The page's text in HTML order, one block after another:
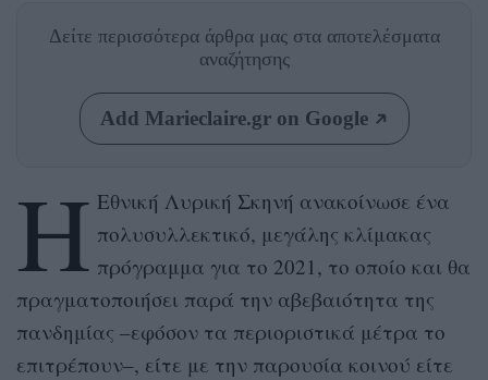
Δείτε περισσότερα άρθρα μας στα αποτελέσματα
αναζήτησης
Add Marieclaire.gr on Google
Η Εθνική Λυρική Σκηνή ανακοίνωσε ένα
πολυσυλλεκτικό, μεγάλης κλίμακας
πρόγραμμα για το 2021, το οποίο και θα
πραγματοποιήσει παρά την αβεβαιότητα της
πανδημίας –εφόσον τα περιοριστικά μέτρα το
επιτρέπουν–, είτε με την παρουσία κοινού είτε